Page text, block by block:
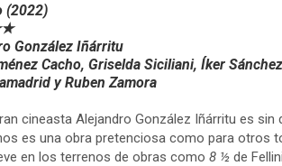
(2022)
González Iñárritu
Cacho, Griselda Siciliani, Íker
yRuben Zamora
cineasta Alejandro González Iñárritu es
es una obra pretenciosa como para otros
en los terrenos de obras como 8 ½ de